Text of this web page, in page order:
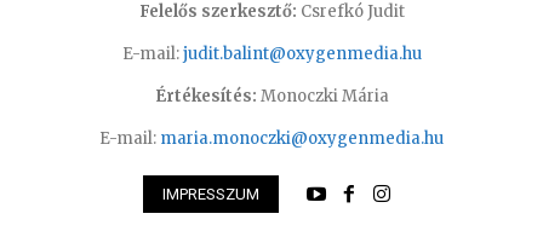
Felelős szerkesztő: Csrefkó Judit
E-mail:judit.balint@oxygenmedia.hu
Értékesítés: Monoczki Mária
E-mail: maria.monoczki@oxygenmedia.hu
IMPRESSZUM